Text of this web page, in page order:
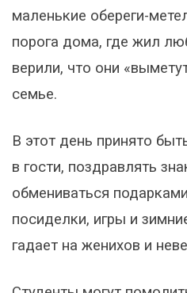
маленькие обереги-
порога дома, где жил
верили, что они
семье.
В этот день принято
в гости, поздравлять
обмениваться
посиделки, игры и
гадает на женихов и